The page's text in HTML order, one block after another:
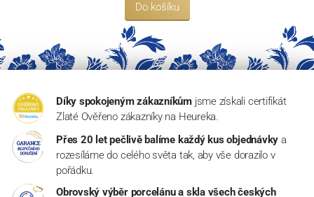
Do košíku
Díky spokojeným zákazníkům jsme získali certifikát
Zlaté Ověřeno zákazníky na Heureka.
Přes 20 let pečlivě balíme každý kus objednávky a
rozesíláme do celého světa tak, aby vše dorazilo v
pořádku.
Obrovský výběr porcelánu a skla všech českých